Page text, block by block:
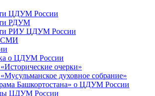
ЦДУМ России
РДУМ
РИУ ЦДУМ России
СМИ
о ЦДУМ России
очерки»
духовное собрание»
Башкортостана» о ЦДУМ России
ЦДУМ России